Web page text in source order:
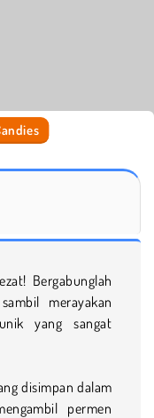
Bergabunglah
sambil merayakan
yang sangat
disimpan dalam
permen